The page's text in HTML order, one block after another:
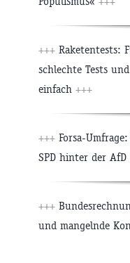
+++ Raketentests:
schlechte Tests
einfach +++
+++ Forsa-
SPD hinter der AfD
+++
und mangelnde